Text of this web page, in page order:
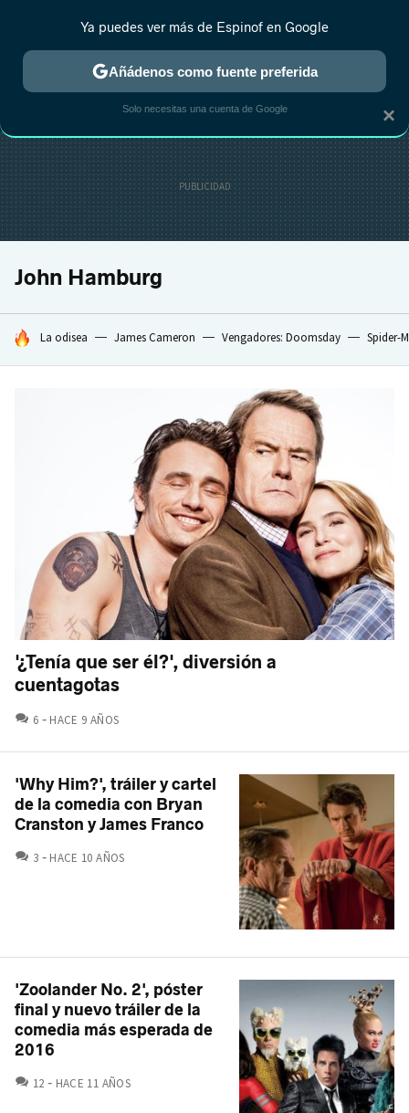
ESTRENOS REALITY ANIME RANKINGS CINE
John Hamburg
HOY SE HABLA DE
La odisea James Cameron Vengadores: Doomsday Spider-
'¿Tenía que ser él?', diversión a
cuentagotas
6 COMENTARIOS
HACE 9 AÑOS
'Why Him?', tráiler y cartel
de la comedia con Bryan
Cranston y James Franco
3 COMENTARIOS
HACE 10 AÑOS
'Zoolander No. 2', póster
final y nuevo tráiler de la
comedia más esperada de
2016
12 COMENTARIOS
HACE 11 AÑOS
×
Ya puedes ver más de Espinof en Google
Añádenos como fuente preferida
Solo necesitas una cuenta de Google